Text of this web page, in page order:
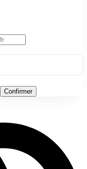
Confirmer